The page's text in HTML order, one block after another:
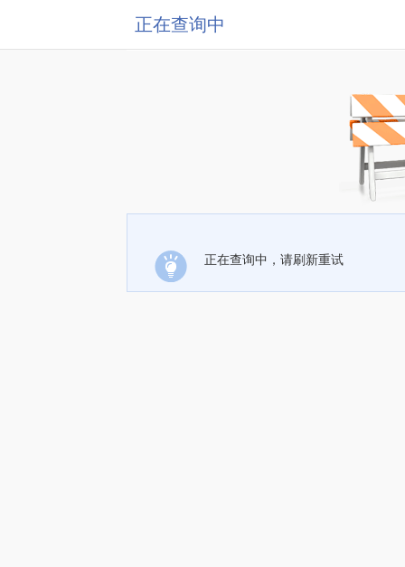
正在查询中
正在查询中，请刷新重试